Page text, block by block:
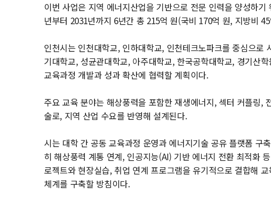
이번 사업은 지역 에너지산업을 기반으로 전문 인력을 양성하기
년부터 2031년까지 6년간 총 215억 원(국비 170억 원, 지방비
인천시는 인천대학교, 인하대학교, 인천테크노파크를 중심으로
기대학교, 성균관대학교, 아주대학교, 한국공학대학교, 경기산
교육과정 개발과 성과 확산에 협력할 계획이다.
주요 교육 분야는 해상풍력을 포함한 재생에너지, 섹터 커플링,
술로, 지역 산업 수요를 반영해 설계된다.
시는 대학 간 공동 교육과정 운영과 에너지기술 공유 플랫폼 구
히 해상풍력 계통 연계, 인공지능(AI) 기반 에너지 전환 최적화
로젝트와 현장실습, 취업 연계 프로그램을 유기적으로 결합해
체계를 구축할 방침이다.